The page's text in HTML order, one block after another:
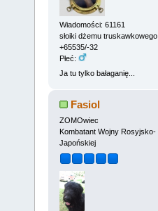
Wiadomości: 61161
słoiki dżemu truskawkowego
+65535/-32
Płeć:
Ja tu tylko bałaganię...
Fasiol
ZOMOwiec
Kombatant Wojny Rosyjsko-
Japońskiej